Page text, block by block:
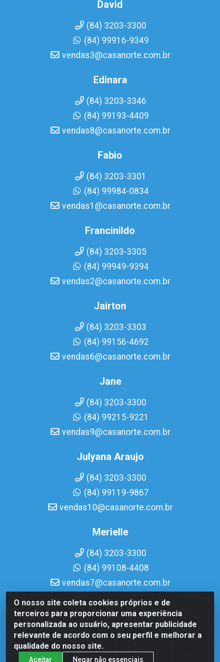
O nosso site coleta cookies próprios e de
terceiros para proporcionar uma experiência
personalizada ao usuário, apresentar publicidade
relevante de acordo com o seu perfil e melhorar a
qualidade do nosso site.
Aceitar Negar não essenciais
David
(84) 3203-3300
(84) 99916-9349
vendas3@casanorte.com.br
Edinara
(84) 3203-3346
(84) 99193-4409
vendas8@casanorte.com.br
Fabio
(84) 3203-3301
(84) 99984-0834
vendas1@casanorte.com.br
Francinildo
(84) 3203-3305
(84) 99949-9394
vendas2@casanorte.com.br
Jairton
(84) 3203-3303
(84) 99156-4692
vendas6@casanorte.com.br
Jane
(84) 3203-3300
(84) 99215-9221
vendas9@casanorte.com.br
Julyana Araujo
(84) 3203-3300
(84) 99119-9867
vendas10@casanorte.com.br
Merielle
(84) 3203-3300
(84) 99108-4408
vendas7@casanorte.com.br
Casa Norte LTDA - Av. Interventor Mário Câmara, 1815 -
Dix-Sept Rosado, Natal/RN - CEP 59054-600 - CNPJ
08.713.513/0001-51